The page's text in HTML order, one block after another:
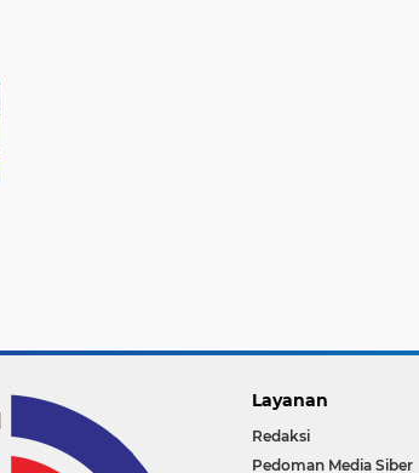
Layanan
Redaksi
Pedoman Media Siber